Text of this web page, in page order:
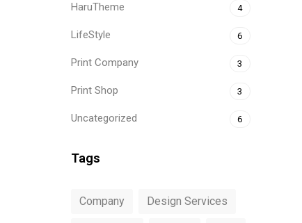
HaruTheme 4
LifeStyle 6
Print Company 3
Print Shop 3
Uncategorized 6
Tags
Company Design Services